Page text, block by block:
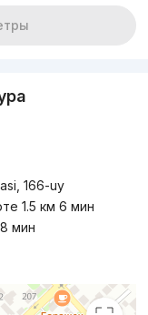
166-uy
1.5 км 6 мин
мин